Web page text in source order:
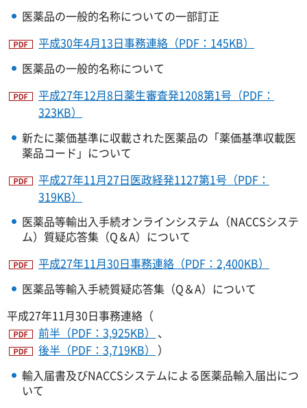
医薬品の一般的名称についての一部訂正
平成30年4月13日事務連絡（PDF：145KB）
医薬品の一般的名称について
平成27年12月8日薬生審査発1208第1号（PDF：
323KB）
新たに薬価基準に収載された医薬品の「薬価基準収載医
薬品コード」について
平成27年11月27日医政経発1127第1号（PDF：
319KB）
医薬品等輸出入手続オンラインシステム（NACCSシステ
ム）質疑応答集（Q＆A）について
平成27年11月30日事務連絡（PDF：2,400KB）
医薬品等輸入手続質疑応答集（Q＆A）について
平成27年11月30日事務連絡（
前半（PDF：3,925KB）
、
後半（PDF：3,719KB）
）
輸入届書及びNACCSシステムによる医薬品輸入届出につ
いて